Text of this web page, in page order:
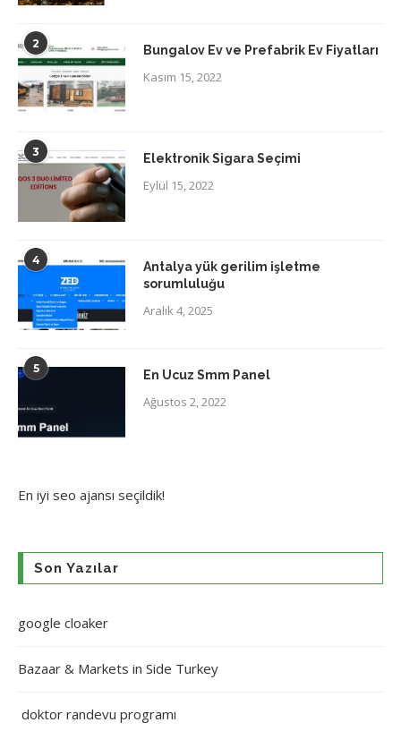
2 Bungalov Ev ve Prefabrik Ev Fiyatları
Kasım 15, 2022
3 Elektronik Sigara Seçimi
Eylül 15, 2022
4
Antalya yük gerilim işletme
sorumluluğu
Aralık 4, 2025
5 En Ucuz Smm Panel
Ağustos 2, 2022
En iyi seo ajansı seçildik!
Son Yazılar
google cloaker
Bazaar & Markets in Side Turkey
doktor randevu programı